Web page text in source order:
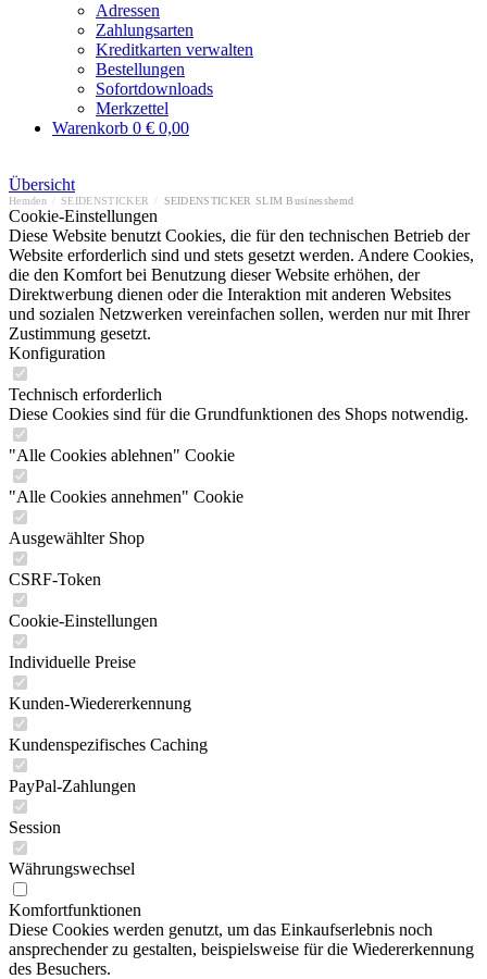
Adressen
Zahlungsarten
Kreditkarten verwalten
Bestellungen
Sofortdownloads
Merkzettel
Warenkorb 0 € 0,00
Übersicht
Hemden SEIDENSTICKER SEIDENSTICKER SLIM Businesshemd
Cookie-Einstellungen
Diese Website benutzt Cookies, die für den technischen Betrieb der
Website erforderlich sind und stets gesetzt werden. Andere Cookies,
die den Komfort bei Benutzung dieser Website erhöhen, der
Direktwerbung dienen oder die Interaktion mit anderen Websites
und sozialen Netzwerken vereinfachen sollen, werden nur mit Ihrer
Zustimmung gesetzt.
Konfiguration
Technisch erforderlich
Diese Cookies sind für die Grundfunktionen des Shops notwendig.
"Alle Cookies ablehnen" Cookie
"Alle Cookies annehmen" Cookie
Ausgewählter Shop
CSRF-Token
Cookie-Einstellungen
Individuelle Preise
Kunden-Wiedererkennung
Kundenspezifisches Caching
PayPal-Zahlungen
Session
Währungswechsel
Komfortfunktionen
Diese Cookies werden genutzt, um das Einkaufserlebnis noch
ansprechender zu gestalten, beispielsweise für die Wiedererkennung
des Besuchers.